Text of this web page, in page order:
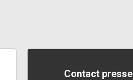
Contact presse